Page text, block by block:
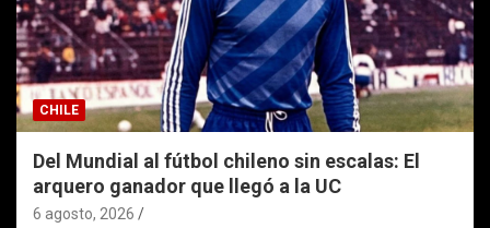
CHILE
Del Mundial al fútbol chileno sin escalas: El
arquero ganador que llegó a la UC
6 agosto, 2026